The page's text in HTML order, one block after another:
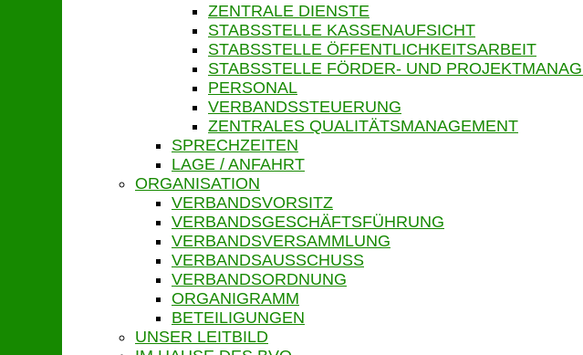
ZENTRALE DIENSTE
STABSSTELLE KASSENAUFSICHT
STABSSTELLE ÖFFENTLICHKEITSARBEIT
STABSSTELLE FÖRDER- UND
PERSONAL
VERBANDSSTEUERUNG
ZENTRALES QUALITÄTSMANAGEMENT
SPRECHZEITEN
LAGE / ANFAHRT
ORGANISATION
VERBANDSVORSITZ
VERBANDSGESCHÄFTSFÜHRUNG
VERBANDSVERSAMMLUNG
VERBANDSAUSSCHUSS
VERBANDSORDNUNG
ORGANIGRAMM
BETEILIGUNGEN
UNSER LEITBILD